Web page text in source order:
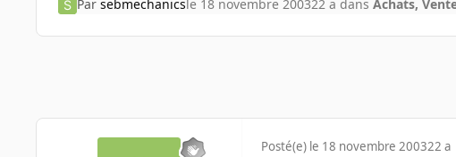
Par sebmechanicsle 18 novembre 200322 a dans Achats,
Posté(e) le 18 novembre 200322 a